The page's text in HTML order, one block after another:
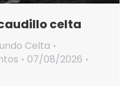
celta
Celta
07/08/2026